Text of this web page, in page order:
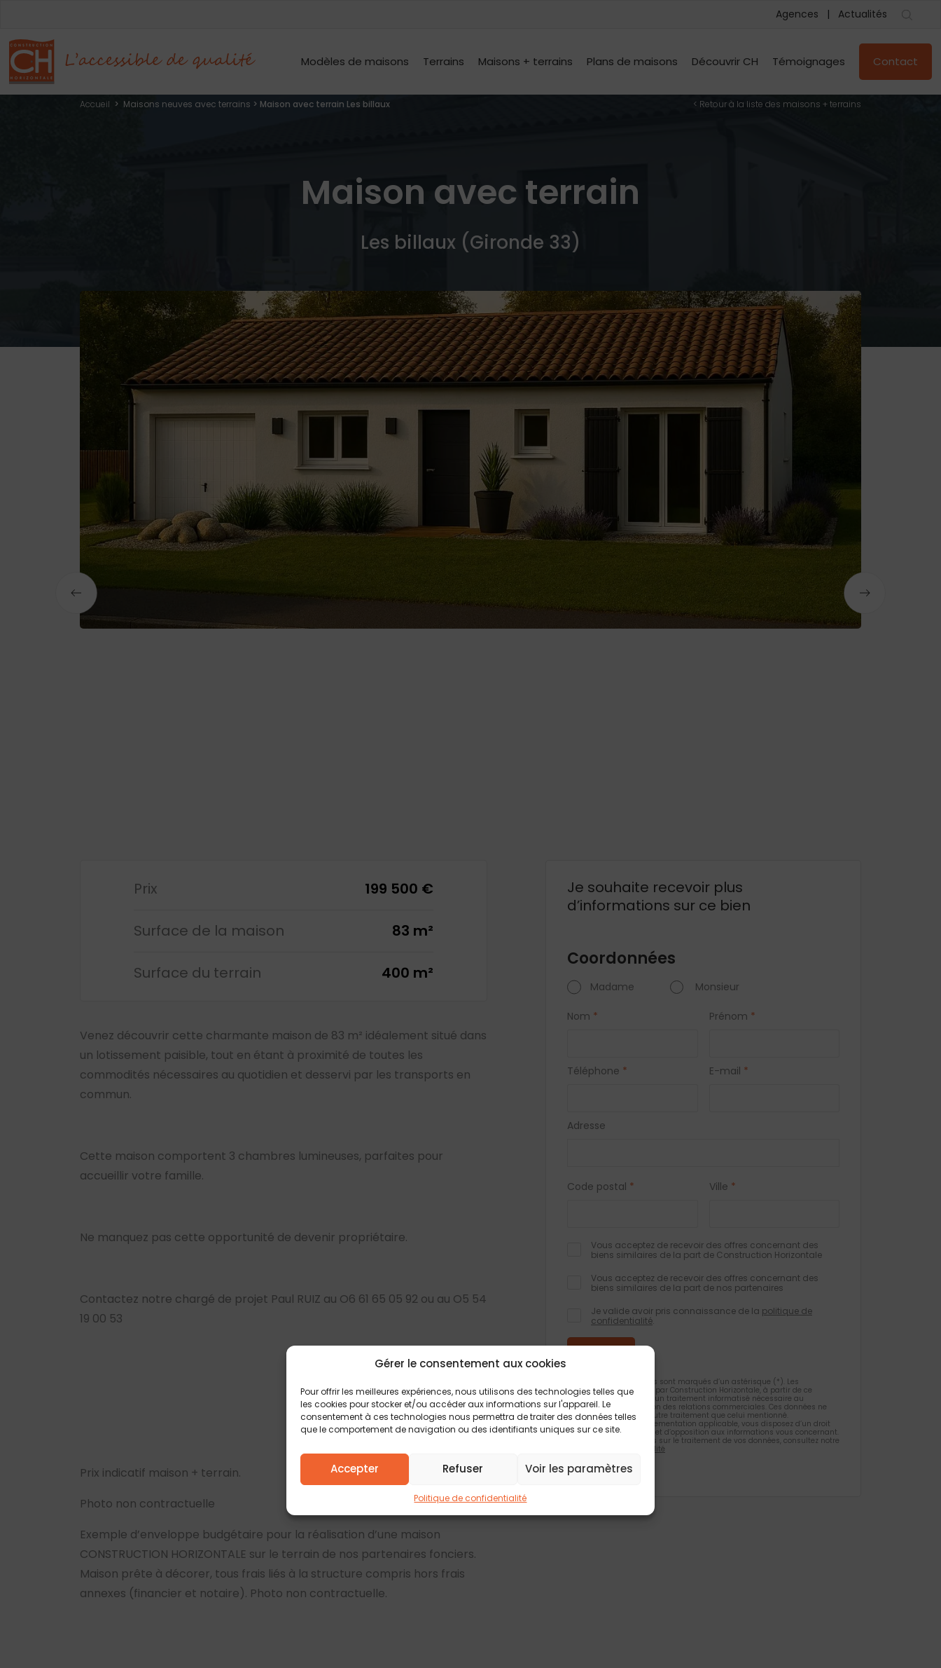
Gérer le consentement aux cookies
Pour offrir les meilleures expériences, nous utilisons des technologies telles que
les cookies pour stocker et/ou accéder aux informations sur l'appareil. Le
consentement à ces technologies nous permettra de traiter des données telles
que le comportement de navigation ou des identifiants uniques sur ce site.
Accepter Refuser Voir les paramètres
Politique de confidentialité
Agences Actualités
Modèles de maisons Terrains Maisons + terrains Plans de maisons Découvrir CH Témoignages Contact
Accueil > Maisons neuves avec terrains > Maison avec terrain Les billaux < Retour à la liste des maisons + terrains
Maison avec terrain
Les billaux (Gironde 33)
Prix 199 500 €
Surface de la maison 83 m²
Surface du terrain 400 m²
Venez découvrir cette charmante maison de 83 m² idéalement situé dans
un lotissement paisible, tout en étant à proximité de toutes les
commodités nécessaires au quotidien et desservi par les transports en
commun.
Cette maison comportent 3 chambres lumineuses, parfaites pour
accueillir votre famille.
Ne manquez pas cette opportunité de devenir propriétaire.
Contactez notre chargé de projet Paul RUIZ au O6 61 65 05 92 ou au O5 54
19 00 53
Prix indicatif maison + terrain.
Photo non contractuelle
Exemple d’enveloppe budgétaire pour la réalisation d’une maison
CONSTRUCTION HORIZONTALE sur le terrain de nos partenaires fonciers.
Maison prête à décorer, tous frais liés à la structure compris hors frais
annexes (financier et notaire). Photo non contractuelle.
Je souhaite recevoir plus
d’informations sur ce bien
Coordonnées
Madame Monsieur
Nom * Prénom *
Téléphone * E-mail *
Adresse
Code postal * Ville *
Vous acceptez de recevoir des offres concernant des
biens similaires de la part de Construction Horizontale
Vous acceptez de recevoir des offres concernant des
biens similaires de la part de nos partenaires
Je valide avoir pris connaissance de la politique de
confidentialité.
Les champs obligatoires sont marqués d’un astérisque (*). Les
informations recueillies par Construction Horizontale, à partir de ce
formulaire, font l’objet d’un traitement informatisé nécessaire au
traitement et à la gestion des relations commerciales. Ces données ne
feront pas l’objet d’un autre traitement que celui mentionné.
Conformément à la règlementation applicable, vous disposez d’un droit
d’accès, de rectification et d’opposition aux informations vous concernant.
Pour plus d’informations sur le traitement de vos données, consultez notre
politique de confidentialité